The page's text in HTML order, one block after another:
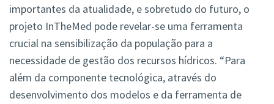
importantes da atualidade, e sobretudo do futuro, o
projeto InTheMed pode revelar-se uma ferramenta
crucial na sensibilização da população para a
necessidade de gestão dos recursos hídricos. “Para
além da componente tecnológica, através do
desenvolvimento dos modelos e da ferramenta de